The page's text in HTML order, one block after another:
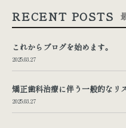
RECENT POSTS
これからブログを始めます。
2025.03.27
矯正歯科治療に伴う一般的なリ
2025.03.27